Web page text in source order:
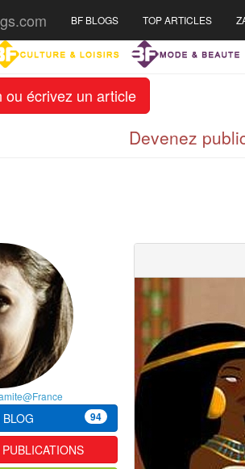
ou écrivez un article
BF BLOGS TOP ARTICLES
Devenez
94